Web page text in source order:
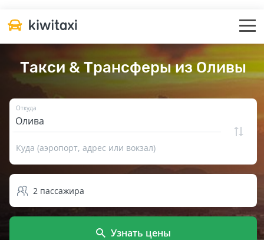
Такси & Трансферы из Оливы
Откуда
Куда (аэропорт, адрес или вокзал)
2 пассажира
Узнать цены